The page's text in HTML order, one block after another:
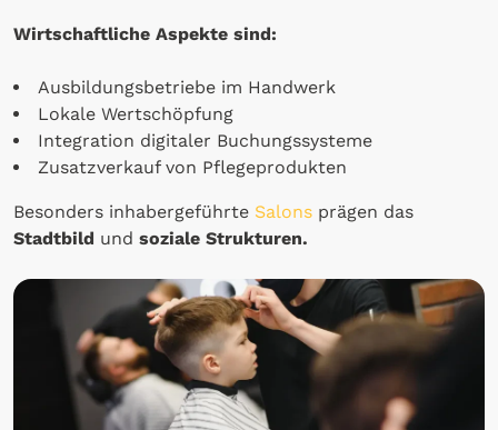
Wirtschaftliche Aspekte sind:
Ausbildungsbetriebe im Handwerk
Lokale Wertschöpfung
Integration digitaler Buchungssysteme
Zusatzverkauf von Pflegeprodukten
Besonders inhabergeführte Salons prägen das
Stadtbild und soziale Strukturen.